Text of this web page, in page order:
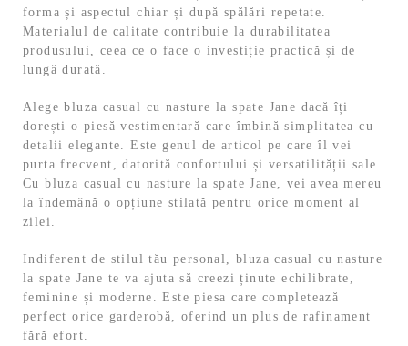
forma și aspectul chiar și după spălări repetate.
Materialul de calitate contribuie la durabilitatea
produsului, ceea ce o face o investiție practică și de
lungă durată.
Alege bluza casual cu nasture la spate Jane dacă îți
dorești o piesă vestimentară care îmbină simplitatea cu
detalii elegante. Este genul de articol pe care îl vei
purta frecvent, datorită confortului și versatilității sale.
Cu bluza casual cu nasture la spate Jane, vei avea mereu
la îndemână o opțiune stilată pentru orice moment al
zilei.
Indiferent de stilul tău personal, bluza casual cu nasture
la spate Jane te va ajuta să creezi ținute echilibrate,
feminine și moderne. Este piesa care completează
perfect orice garderobă, oferind un plus de rafinament
fără efort.